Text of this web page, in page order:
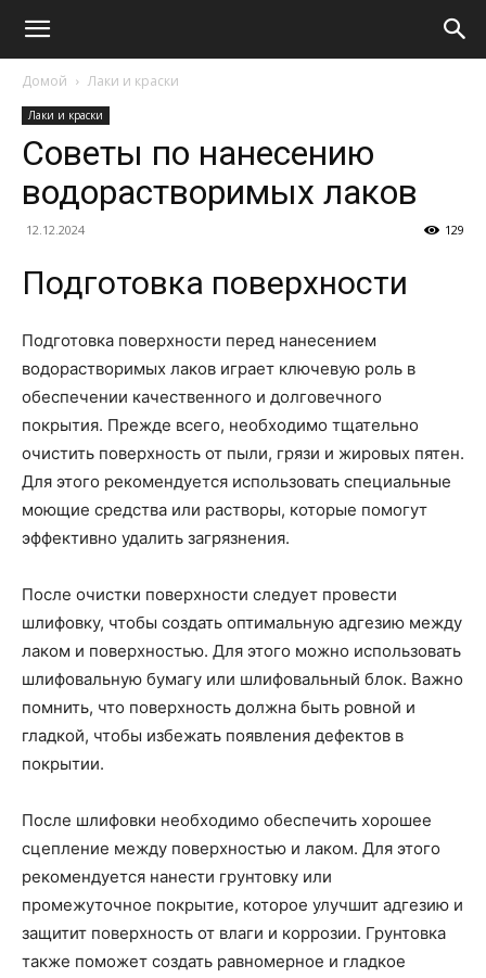
Домой Лаки и краски
Лаки и краски
Советы по нанесению
водорастворимых лаков
12.12.2024 129
Подготовка поверхности
Подготовка поверхности перед нанесением
водорастворимых лаков играет ключевую роль в
обеспечении качественного и долговечного
покрытия. Прежде всего, необходимо тщательно
очистить поверхность от пыли, грязи и жировых пятен.
Для этого рекомендуется использовать специальные
моющие средства или растворы, которые помогут
эффективно удалить загрязнения.
После очистки поверхности следует провести
шлифовку, чтобы создать оптимальную адгезию между
лаком и поверхностью. Для этого можно использовать
шлифовальную бумагу или шлифовальный блок. Важно
помнить, что поверхность должна быть ровной и
гладкой, чтобы избежать появления дефектов в
покрытии.
После шлифовки необходимо обеспечить хорошее
сцепление между поверхностью и лаком. Для этого
рекомендуется нанести грунтовку или
промежуточное покрытие, которое улучшит адгезию и
защитит поверхность от влаги и коррозии. Грунтовка
также поможет создать равномерное и гладкое